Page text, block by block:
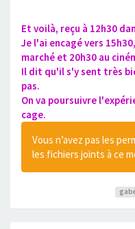
Et voilà, reçu à 12h30
Je l'ai encagé vers
marché et 20h30 au
Il dit qu'il s'y sent très
pas.
On va poursuivre
cage.
Vous n’avez pas les
les fichiers joints à ce